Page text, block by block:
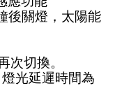
後關燈，太陽能
次切換。
光延遲時間為